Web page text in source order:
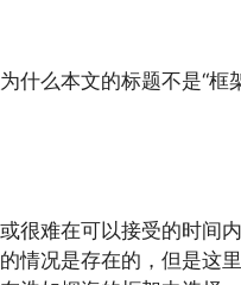
什么本文的标题不是“框
很难在可以接受的时间
情况是存在的，但是这